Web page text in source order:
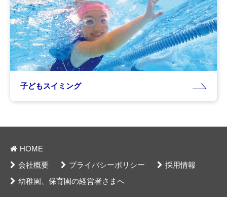
子どもスイミング
HOME
会社概要
プライバシーポリシー
採用情報
幼稚園、保育園の経営者さまへ